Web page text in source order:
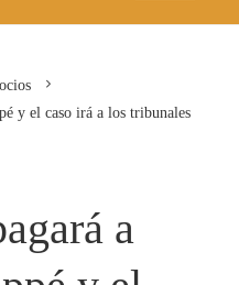
y el caso irá a los tribunales
a